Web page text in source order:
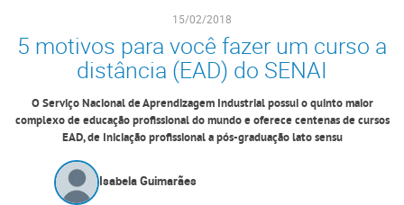
15/02/2018
5 motivos para você fazer um curso a
distância (EAD) do SENAI
O Serviço Nacional de Aprendizagem Industrial possui o quinto maior
complexo de educação profissional do mundo e oferece centenas de cursos
EAD, de Iniciação profissional a pós-graduação lato sensu
Isabela Guimarães